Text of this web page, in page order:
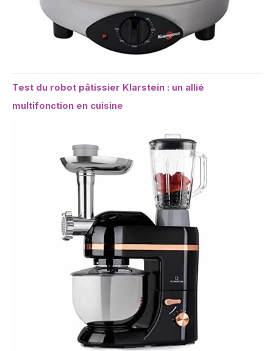
Test du robot pâtissier Klarstein : un allié
multifonction en cuisine